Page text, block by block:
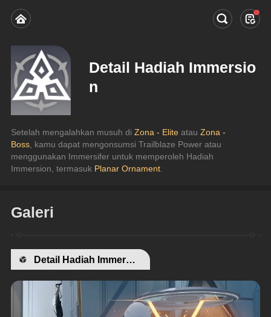
Detail Hadiah Immersio
n
Setelah mengalahkan musuh di Zona - Elite atau Zona -
Boss , kamu dapat mengonsumsi Trailblaze Power atau
menggunakan Immersifer untuk memperoleh Hadiah
Immersion, termasuk Planar Ornament
Galeri
Detail Hadiah Immersion